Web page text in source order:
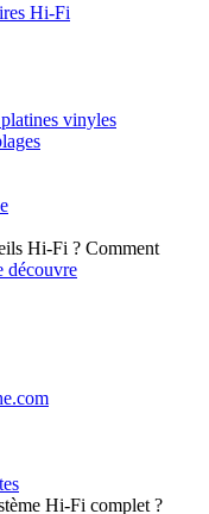
Hi-Fi
vinyles
Comment
découvre